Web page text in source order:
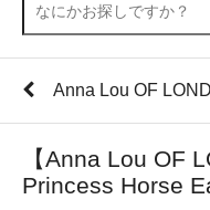
Anna Lou OF
【Anna Lou OF
Princess Horse